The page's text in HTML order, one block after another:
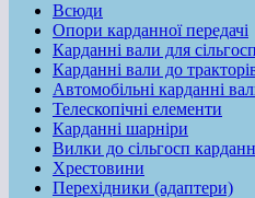
Всюди
Опори карданної передачі
Карданні вали для
Карданні вали до
Автомобільні карданні
Телескопічні елементи
Карданні шарніри
Вилки до сільгосп
Хрестовини
Перехідники (адаптери)